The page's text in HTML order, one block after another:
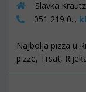
Slavka
051 219 0...
Najbolja pizza u
pizze, Trsat,